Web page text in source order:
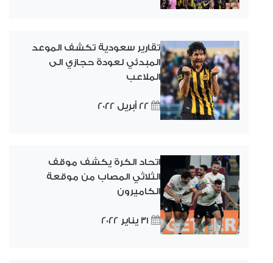
تقارير سعودية تكشف الموعد
المبدئي لعودة حجازي الى
الملاعب
22 أبريل 2022
اتحاد الكرة يكشف موقف
الثلاثي المصاب من موقعة
الكاميرون
31 يناير 2022